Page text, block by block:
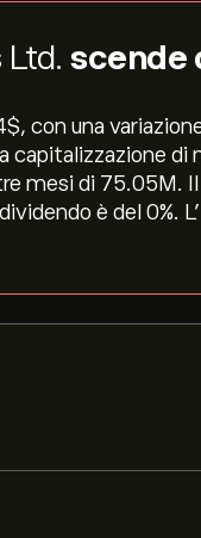
Ltd. scende
con una
di
mesi di 75.05M.
è del 0%.